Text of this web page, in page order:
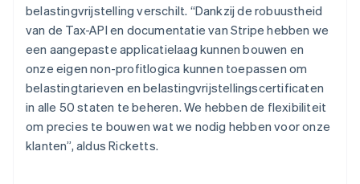
belastingvrijstelling verschilt. “Dankzij de robuustheid
van de Tax-API en documentatie van Stripe hebben we
een aangepaste applicatielaag kunnen bouwen en
onze eigen non-profitlogica kunnen toepassen om
belastingtarieven en belastingvrijstellingscertificaten
in alle 50 staten te beheren. We hebben de flexibiliteit
om precies te bouwen wat we nodig hebben voor onze
klanten”, aldus Ricketts.